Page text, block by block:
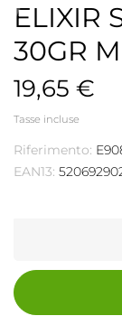
ELIXIR
30GR
19,65 €
Tasse incluse
Riferimento:
EAN13: